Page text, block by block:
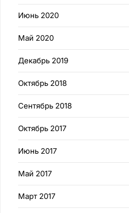
Июнь 2020
Май 2020
Декабрь 2019
Октябрь 2018
Сентябрь 2018
Октябрь 2017
Июнь 2017
Май 2017
Март 2017